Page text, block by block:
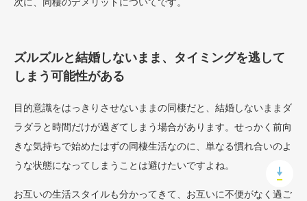
ズルズルと結婚しないまま、タイミングを逃して
しまう可能性がある
目的意識をはっきりさせないままの同棲だと、結婚しないままダ
ラダラと時間だけが過ぎてしまう場合があります。せっかく前向
きな気持ちで始めたはずの同棲生活なのに、単なる慣れ合いのよ
うな状態になってしまうことは避けたいですよね。
お互いの生活スタイルも分かってきて、お互いに不便がなく過ご